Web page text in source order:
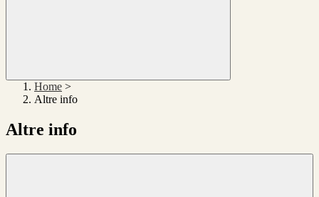
Home >
Altre info
Altre info